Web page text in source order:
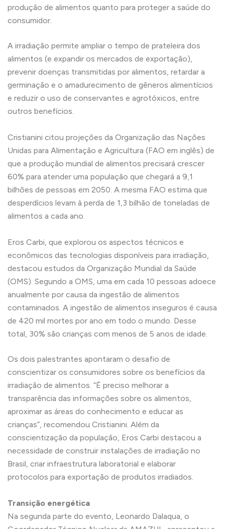
produção de alimentos quanto para proteger a saúde do
consumidor.
A irradiação permite ampliar o tempo de prateleira dos
alimentos (e expandir os mercados de exportação),
prevenir doenças transmitidas por alimentos, retardar a
germinação e o amadurecimento de gêneros alimentícios
e reduzir o uso de conservantes e agrotóxicos, entre
outros benefícios.
Cristianini citou projeções da Organização das Nações
Unidas para Alimentação e Agricultura (FAO em inglês) de
que a produção mundial de alimentos precisará crescer
60% para atender uma população que chegará a 9,1
bilhões de pessoas em 2050. A mesma FAO estima que
desperdícios levam à perda de 1,3 bilhão de toneladas de
alimentos a cada ano.
Eros Carbi, que explorou os aspectos técnicos e
econômicos das tecnologias disponíveis para irradiação,
destacou estudos da Organização Mundial da Saúde
(OMS). Segundo a OMS, uma em cada 10 pessoas adoece
anualmente por causa da ingestão de alimentos
contaminados. A ingestão de alimentos inseguros é causa
de 420 mil mortes por ano em todo o mundo. Desse
total, 30% são crianças com menos de 5 anos de idade.
Os dois palestrantes apontaram o desafio de
conscientizar os consumidores sobre os benefícios da
irradiação de alimentos. “É preciso melhorar a
transparência das informações sobre os alimentos,
aproximar as áreas do conhecimento e educar as
crianças”, recomendou Cristianini. Além da
conscientização da população, Eros Carbi destacou a
necessidade de construir instalações de irradiação no
Brasil, criar infraestrutura laboratorial e elaborar
protocolos para exportação de produtos irradiados.
Transição energética
Na segunda parte do evento, Leonardo Dalaqua, o